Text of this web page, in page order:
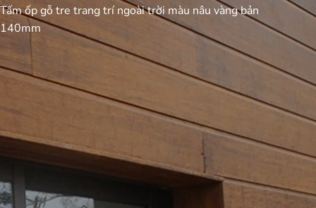
Tấm ốp gỗ tre trang trí ngoài trời màu nâu vàng bản
140mm